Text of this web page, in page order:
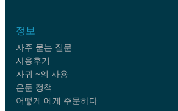
정보
자주 묻는 질문
사용후기
자귀 ~의 사용
은둔 정책
어떻게 에게 주문하다